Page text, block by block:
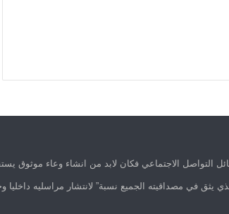
الاجتماعي فكان لابد من انشاء وعاء موثوق
في مصداقيته الجميع نسبة” لانتشار مراسليه داخليا